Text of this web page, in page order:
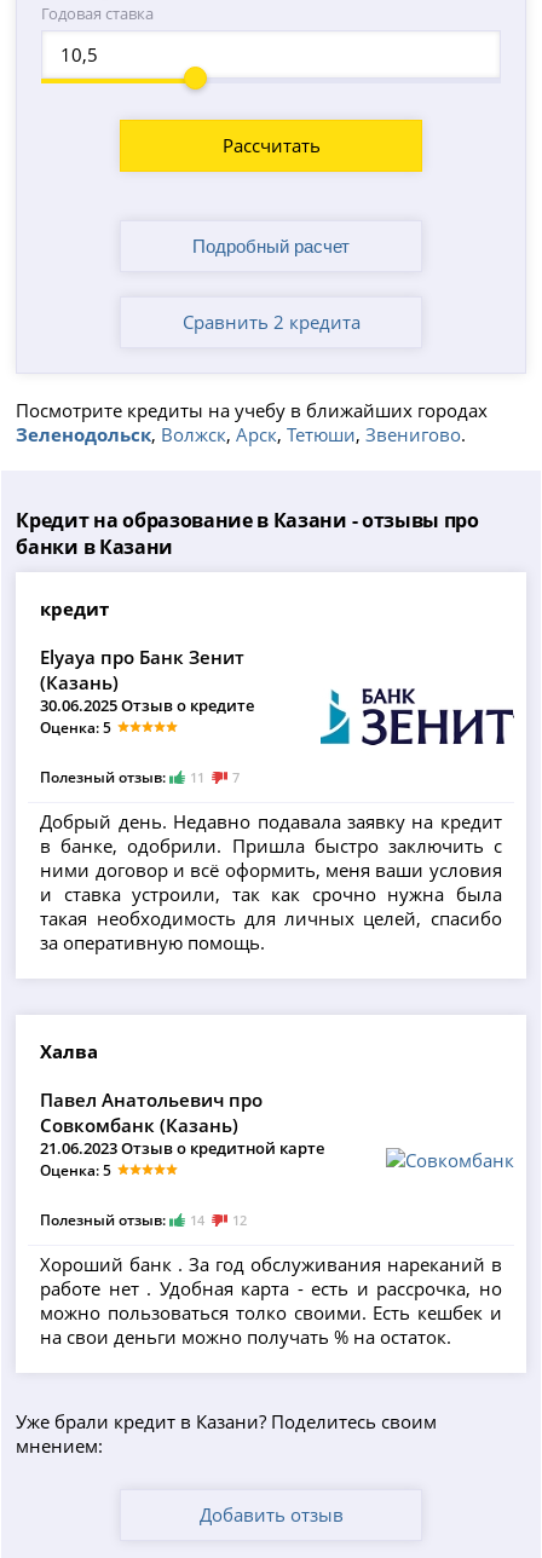
Годовая ставка
Рассчитать
Сравнить 2 кредита
Посмотрите кредиты на учебу в ближайших городах
Зеленодольск, Волжск,Арск,Тетюши,Звенигово.
Кредит на образование в Казани - отзывы про
банки в Казани
кредит
Elyaya про Банк Зенит
(Казань)
30.06.2025 Отзыв о кредите
Оценка: 5
Полезный отзыв: 11 7
Добрый день. Недавно подавала заявку на кредит
в банке, одобрили. Пришла быстро заключить с
ними договор и всё оформить, меня ваши условия
и ставка устроили, так как срочно нужна была
такая необходимость для личных целей, спасибо
за оперативную помощь.
Халва
Павел Анатольевич про
Совкомбанк (Казань)
21.06.2023 Отзыв о кредитной карте
Оценка: 5
Полезный отзыв: 14 12
Хороший банк . За год обслуживания нареканий в
работе нет . Удобная карта - есть и рассрочка, но
можно пользоваться толко своими. Есть кешбек и
на свои деньги можно получать % на остаток.
Уже брали кредит в Казани? Поделитесь своим
мнением:
Добавить отзыв